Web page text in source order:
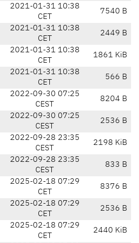
2021-01-31 10:38
CET
7540 B
2021-01-31 10:38
CET
2449 B
2021-01-31 10:38
CET
1861 KiB
2021-01-31 10:38
CET
566 B
2022-09-30 07:25
CEST
8204 B
2022-09-30 07:25
CEST
2536 B
2022-09-28 23:35
CEST
2198 KiB
2022-09-28 23:35
CEST
833 B
2025-02-18 07:29
CET
8376 B
2025-02-18 07:29
CET
2536 B
2025-02-18 07:29
CET
2440 KiB